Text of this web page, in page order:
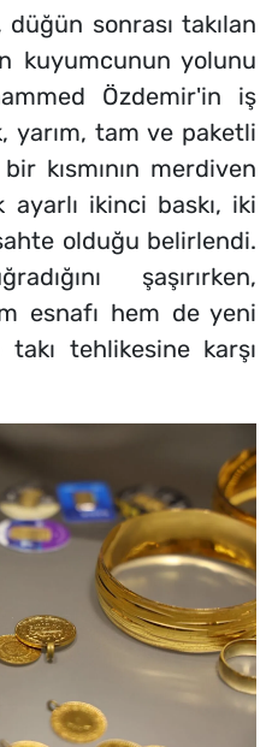
sonrası takılan
kuyumcunun yolunu
Özdemir'in iş
yarım, tam ve paketli
kısmının merdiven
ikinci baskı, iki
olduğu belirlendi.
şaşırırken,
esnafı hem de yeni
tehlikesine karşı